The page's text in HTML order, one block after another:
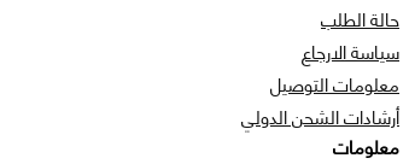
حالة الطلب
سياسة الارجاع
معلومات التوصيل
أرشادات الشحن الدولي
معلومات